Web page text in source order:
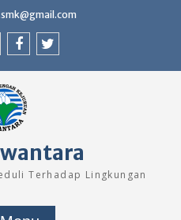
Terhadap Lingkungan